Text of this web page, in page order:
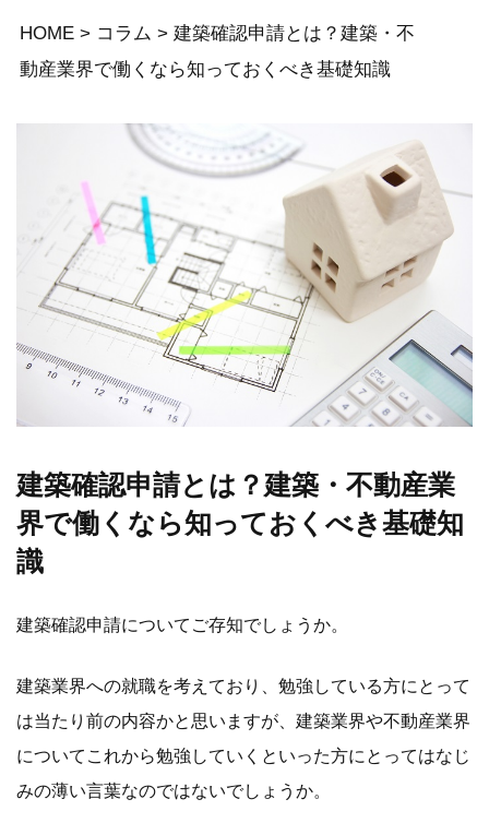
HOME> コラム > 建築確認申請とは？建築・不
動産業界で働くなら知っておくべき基礎知識
建築確認申請とは？建築・不動産業
界で働くなら知っておくべき基礎知
識
建築確認申請についてご存知でしょうか。
建築業界への就職を考えており、勉強している方にとって
は当たり前の内容かと思いますが、建築業界や不動産業界
についてこれから勉強していくといった方にとってはなじ
みの薄い言葉なのではないでしょうか。